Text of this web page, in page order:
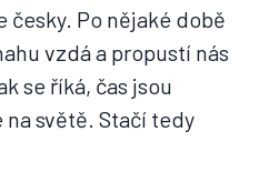
česky. Po nějaké době
vzdá a propustí nás
se říká, čas jsou
světě. Stačí tedy